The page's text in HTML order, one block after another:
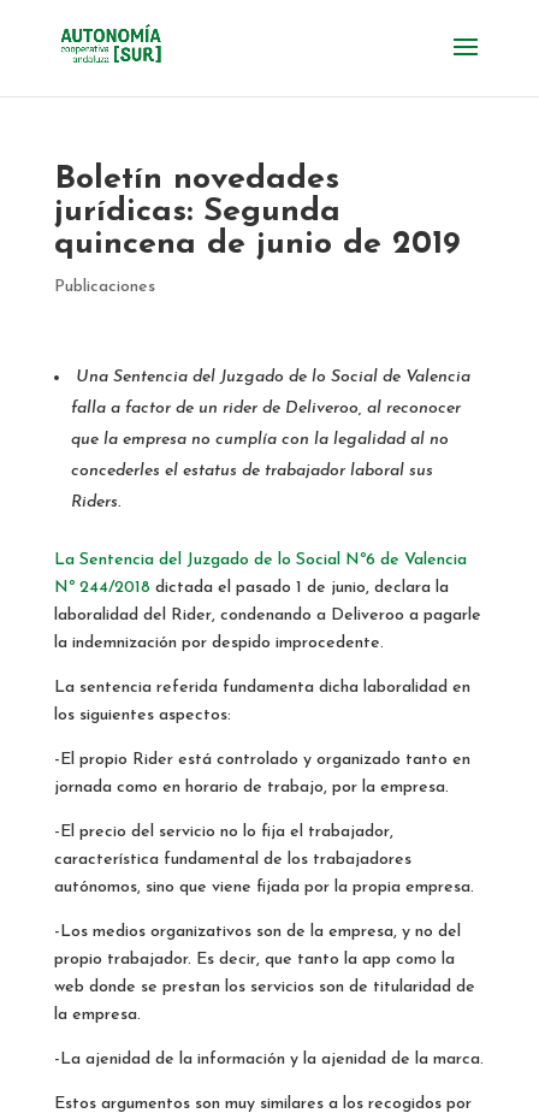
Boletín novedades
jurídicas: Segunda
quincena de junio de 2019
Publicaciones
Una Sentencia del Juzgado de lo Social de Valencia
falla a factor de un rider de Deliveroo, al reconocer
que la empresa no cumplía con la legalidad al no
concederles el estatus de trabajador laboral sus
Riders.
La Sentencia del Juzgado de lo Social Nº6 de Valencia
Nº 244/2018 dictada el pasado 1 de junio, declara la
laboralidad del Rider, condenando a Deliveroo a pagarle
la indemnización por despido improcedente.
La sentencia referida fundamenta dicha laboralidad en
los siguientes aspectos:
-El propio Rider está controlado y organizado tanto en
jornada como en horario de trabajo, por la empresa.
-El precio del servicio no lo fija el trabajador,
característica fundamental de los trabajadores
autónomos, sino que viene fijada por la propia empresa.
-Los medios organizativos son de la empresa, y no del
propio trabajador. Es decir, que tanto la app como la
web donde se prestan los servicios son de titularidad de
la empresa.
-La ajenidad de la información y la ajenidad de la marca.
Estos argumentos son muy similares a los recogidos por